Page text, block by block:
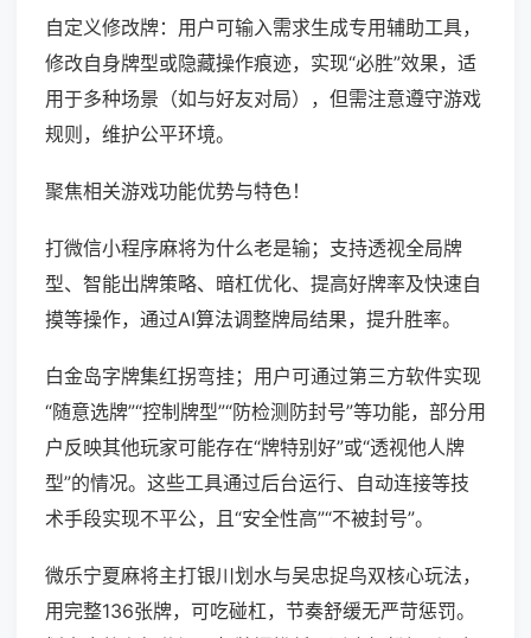
自定义修改牌：用户可输入需求生成专用辅助工具，
修改自身牌型或隐藏操作痕迹，实现“必胜”效果，适
用于多种场景（如与好友对局），但需注意遵守游戏
规则，维护公平环境。
聚焦相关游戏功能优势与特色！
打微信小程序麻将为什么老是输；支持透视全局牌
型、智能出牌策略、暗杠优化、提高好牌率及快速自
摸等操作，通过AI算法调整牌局结果，提升胜率。
白金岛字牌集红拐弯挂；用户可通过第三方软件实现
“随意选牌”“控制牌型”“防检测防封号”等功能，部分用
户反映其他玩家可能存在“牌特别好”或“透视他人牌
型”的情况。这些工具通过后台运行、自动连接等技
术手段实现不平公，且“安全性高”“不被封号”。
微乐宁夏麻将主打银川划水与吴忠捉鸟双核心玩法，
用完整136张牌，可吃碰杠，节奏舒缓无严苛惩罚。